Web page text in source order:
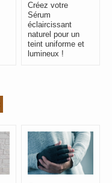
Créez votre
Sérum
éclaircissant
naturel pour un
teint uniforme et
lumineux !